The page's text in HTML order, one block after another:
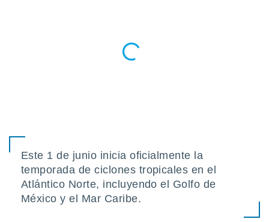
cookies
aceptar
Este 1 de junio inicia oficialmente la
temporada de ciclones tropicales en el
Atlántico Norte, incluyendo el Golfo de
México y el Mar Caribe.